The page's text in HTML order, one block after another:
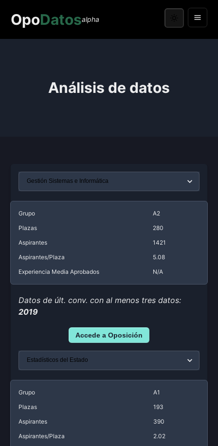
OpoDatosalpha
Análisis de datos
Grupo
A2
Plazas
280
Aspirantes
1421
Aspirantes/Plaza
5.08
Experiencia Media Aprobados
N/A
Datos de últ. conv. con al menos tres datos:
2019
Accede a Oposición
Grupo
A1
Plazas
193
Aspirantes
390
Aspirantes/Plaza
2.02